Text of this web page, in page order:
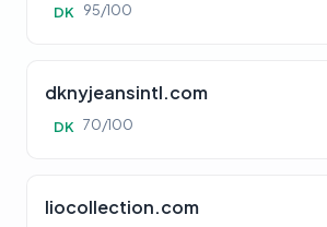
DK 95/100
dknyjeansintl.com
DK 70/100
liocollection.com